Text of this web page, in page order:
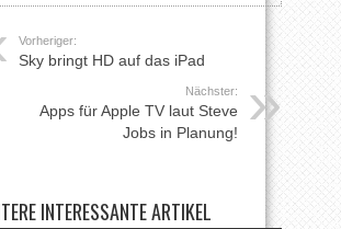
Vorheriger:
Sky bringt HD auf das iPad
Nächster:
Apps für Apple TV laut Steve
Jobs in Planung!
INTERESSANTE ARTIKEL